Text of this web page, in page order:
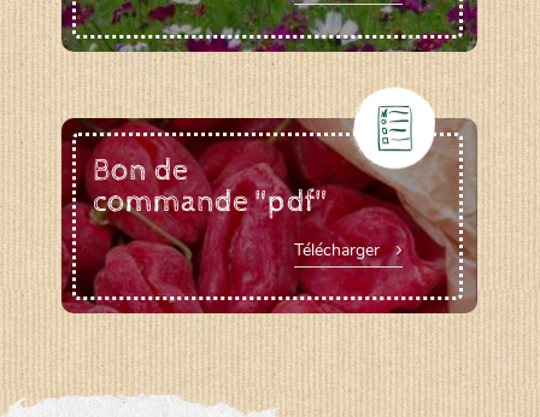
Bon de
commande "pdf"
Télécharger